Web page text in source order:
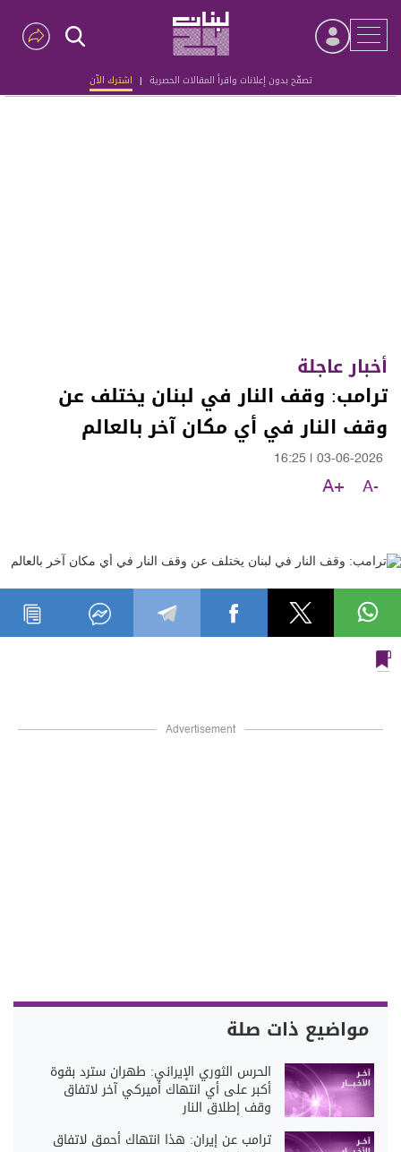
تصفّح بدون إعلانات واقرأ المقالات الحصرية | اشترك الآن
Advertisement
أخبار عاجلة
ترامب: وقف النار في لبنان يختلف عن
وقف النار في أي مكان آخر بالعالم
03-06-2026
16:25
A-
A+
Advertisement
مواضيع ذات صلة
الحرس الثوري الإيراني: طهران سترد بقوة
أكبر على أي انتهاك أميركي آخر لاتفاق
وقف إطلاق النار
ترامب عن إيران: هذا انتهاك أحمق لاتفاق